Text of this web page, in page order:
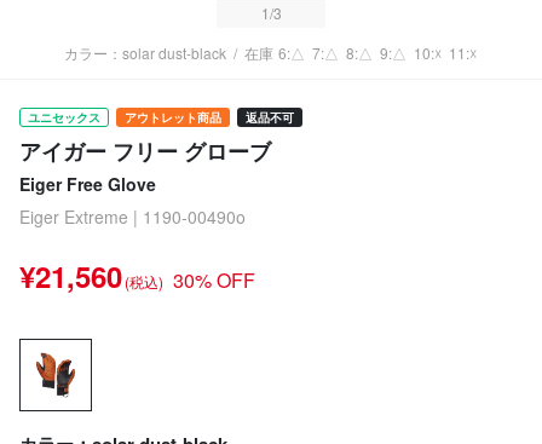
1/3
カラー：solar dust-black / 在庫 6:△ 7:△ 8:△ 9:△ 10:☓ 11:☓
ユニセックス アウトレット商品 返品不可
アイガー フリー グローブ
Eiger Free Glove
Eiger Extreme | 1190-00490o
¥21,560(税込) 30% OFF